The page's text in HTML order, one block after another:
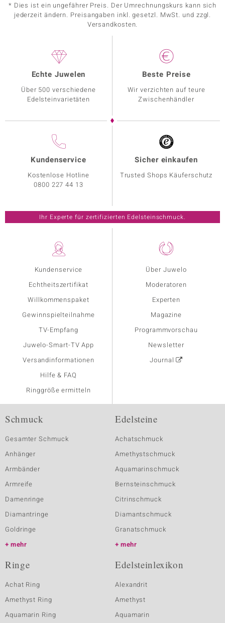
* Dies ist ein ungefährer Preis. Der Umrechnungskurs kann sich
jederzeit ändern. Preisangaben inkl. gesetzl. MwSt. und zzgl.
Versandkosten.
Kundenservice
Echtheitszertifikat
Willkommenspaket
Gewinnspielteilnahme
TV-Empfang
Juwelo-Smart-TV App
Versandinformationen
Hilfe & FAQ
Ringgröße ermitteln
Über Juwelo
Moderatoren
Experten
Magazine
Programmvorschau
Newsletter
Journal
Echte Juwelen
Über 500 verschiedene
Edelsteinvarietäten
Beste Preise
Wir verzichten auf teure
Zwischenhändler
Kundenservice
Kostenlose Hotline
0800 227 44 13
Sicher einkaufen
Trusted Shops Käuferschutz
Ihr Experte für zertifizierten Edelsteinschmuck.
Schmuck
Gesamter Schmuck
Anhänger
Armbänder
Armreife
Damenringe
Diamantringe
Goldringe
mehr
Edelsteine
Achatschmuck
Amethystschmuck
Aquamarinschmuck
Bernsteinschmuck
Citrinschmuck
Diamantschmuck
Granatschmuck
mehr
Ringe
Achat Ring
Amethyst Ring
Aquamarin Ring
Edelsteinlexikon
Alexandrit
Amethyst
Aquamarin